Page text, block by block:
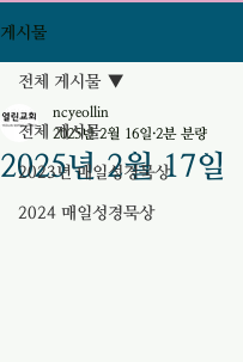
게시물
전체 게시물
2023년 매일성경묵상
2024 매일성경묵상
전체 게시물
2025년 2월 17일
ncyeollin
2025년 2월 16일 2분 분량